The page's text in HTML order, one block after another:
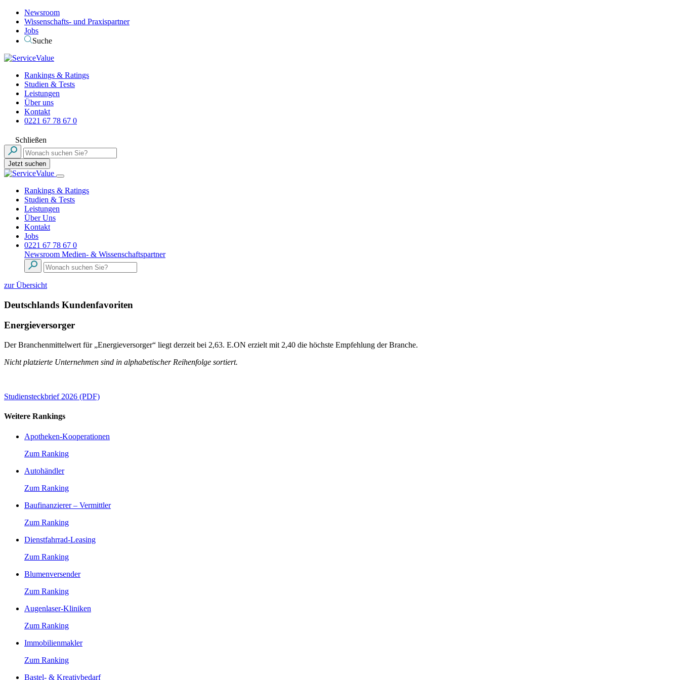
Newsroom
Wissenschafts- und Praxispartner
Jobs
Suche
Rankings & Ratings
Studien & Tests
Leistungen
Über uns
Kontakt
0221 67 78 67 0
Schließen
Jetzt suchen
Rankings & Ratings
Studien & Tests
Leistungen
Über Uns
Kontakt
Jobs
0221 67 78 67 0
Newsroom Medien- & Wissenschaftspartner
zur Übersicht
Deutschlands Kundenfavoriten
Energieversorger
Der Branchenmittelwert für „Energieversorger“ liegt derzeit bei 2,63. E.ON erzielt mit 2,40 die höchste Empfehlung der Branche.
Nicht platzierte Unternehmen sind in alphabetischer Reihenfolge sortiert.
Studiensteckbrief 2026 (PDF)
Weitere Rankings
Apotheken-Kooperationen
Zum Ranking
Autohändler
Zum Ranking
Baufinanzierer – Vermittler
Zum Ranking
Dienstfahrrad-Leasing
Zum Ranking
Blumenversender
Zum Ranking
Augenlaser-Kliniken
Zum Ranking
Immobilienmakler
Zum Ranking
Bastel- & Kreativbedarf